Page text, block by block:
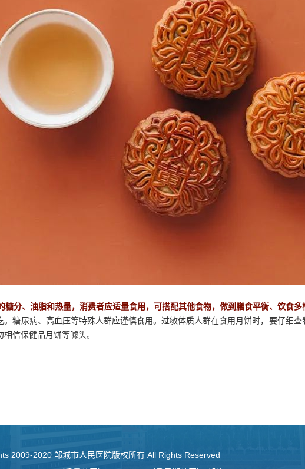
糖分、油脂和热量，消费者应适量食用，可搭配其他食物，做到膳食平衡、饮食多
糖尿病、高血压等特殊人群应谨慎食用。过敏体质人群在食用月饼时，要仔细查
信保健品月饼等噱头。
2009-2020 邹城市人民医院版权所有 All Rights Reserved